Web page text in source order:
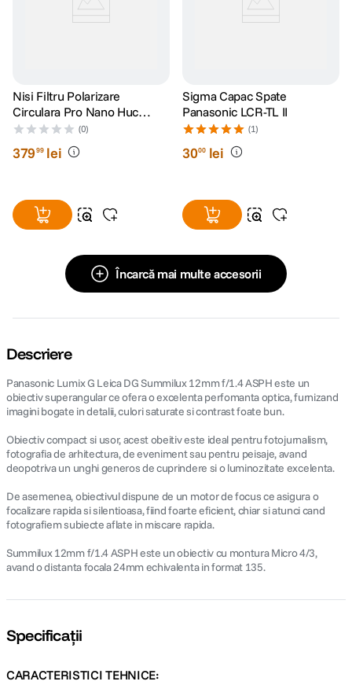
Nisi Filtru Polarizare
Circulara Pro Nano Huc
62mm
(0)
37999 lei
Sigma Capac Spate
Panasonic LCR-TL II
(1)
3000 lei
Încarcă mai multe accesorii
Descriere
Panasonic Lumix G Leica DG Summilux 12mm f/1.4 ASPH este un
obiectiv superangular ce ofera o excelenta perfomanta optica, furnizand
imagini bogate in detalii, culori saturate si contrast foate bun.
Obiectiv compact si usor, acest obeitiv este ideal pentru fotojurnalism,
fotografia de arhitectura, de eveniment sau pentru peisaje, avand
deopotriva un unghi generos de cuprindere si o luminozitate excelenta.
De asemenea, obiectivul dispune de un motor de focus ce asigura o
focalizare rapida si silentioasa, fiind foarte eficient, chiar si atunci cand
fotografiem subiecte aflate in miscare rapida.
Summilux 12mm f/1.4 ASPH este un obiectiv cu montura Micro 4/3,
avand o distanta focala 24mm echivalenta in format 135.
Specificații
CARACTERISTICI TEHNICE: